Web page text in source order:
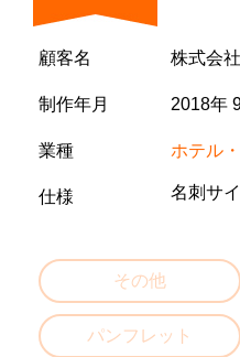
顧客名 株式会
制作年月 2018年
業種 ホテル
仕様 名刺サ
その他
パンフレット